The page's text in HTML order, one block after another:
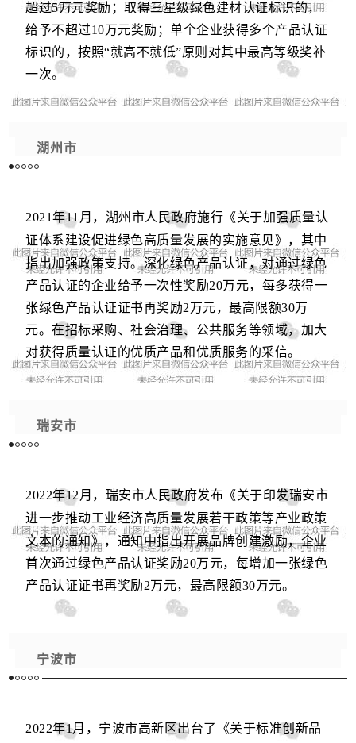
超过5万元奖励；取得三星级绿色建材认证标识的，
给予不超过10万元奖励；单个企业获得多个产品认证
标识的，按照“就高不就低”原则对其中最高等级奖补
一次。
湖州市
2021年11月， 湖州市人 民政府施行《关于加强质量认
证体系建设促进绿色高质量发展的实施意见》，其中
指出加强政策支持。深化绿色产品认证，对通过绿色
产品认证的企业给予一次性奖励20万元，每多获得一
张绿色产品认证证书再奖励2万元，最高限额30万
元。在招标采购、社会治理、公共服务等领域，加大
对获得质量认证的优质产品和优质服务的采信。
瑞安市
2022年12月， 瑞安市人民政府发布《关于印发瑞安市
进一步推动工业经济高质量发展若干政策等产业政策
文本的通知》，通知中指出开展品牌创建激励，企业
首次通过绿色产品认证奖励20万元，每增加一张绿色
产品认证证书再奖励2万元，最高限额30万元。
宁波市
2022年1月， 宁波市高新区出台了《关于标准创新品